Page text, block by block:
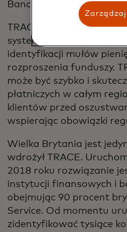
BancNet.
TRACE to pierwsze
systemów RTP
identyfikacji mułów
rozproszenia funduszy.
może być szybko i
płatniczych w całym
klientów przed
wspierając obowiązki
Wielka Brytania jest
wdrożył TRACE.
2018 roku rozwiązanie
instytucji finansowych i
obejmując 90 procent
Service. Od momentu
zidentyfikować tysiące